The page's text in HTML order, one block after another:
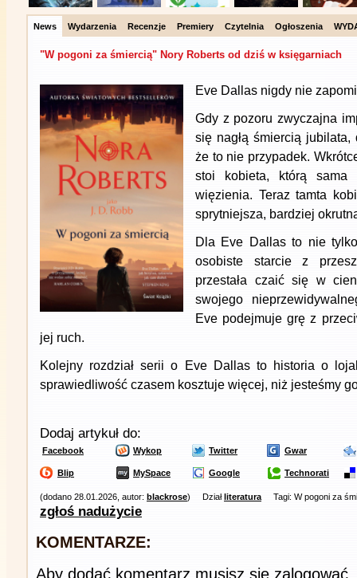
News Wydarzenia Recenzje Premiery Czytelnia Ogłoszenia
"W pogoni za śmiercią" Nory Roberts od dziś w księgarniach
Eve Dallas nigdy nie
Gdy z pozoru zwyczajna
się nagłą śmiercią
że to nie przypadek.
stoi kobieta, którą sama
więzienia. Teraz tamta
sprytniejsza, bardziej
Dla Eve Dallas to nie
osobiste starcie z
przestała czaić się w
swojego
Eve podejmuje grę z
jej ruch.
Kolejny rozdział serii o Eve Dallas to historia o
sprawiedliwość czasem kosztuje więcej, niż jesteśmy
Dodaj artykuł do:
Facebook Wykop Twitter Gwar
Blip MySpace Google Technorati
(dodano 28.01.2026, autor: blackrose) Działliteratura Tagi: W pogoni za
zgłoś nadużycie
KOMENTARZE:
Aby dodać komentarz musisz się zalogować